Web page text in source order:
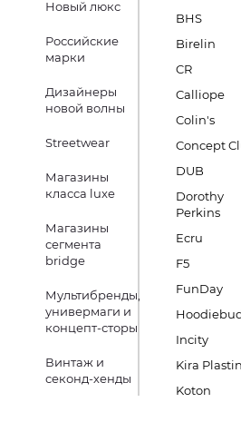
Новый люкс
Российские
марки
Дизайнеры
новой волны
Streetwear
Магазины
класса luxe
Магазины
сегмента
bridge
Мультибренды,
универмаги и
концепт-сторы
Винтаж и
секонд-хенды
BHS
Birelin
CR
Calliope
Colin's
Concept
DUB
Dorothy
Perkins
Ecru
F5
FunDay
Incity
Kira
Koton